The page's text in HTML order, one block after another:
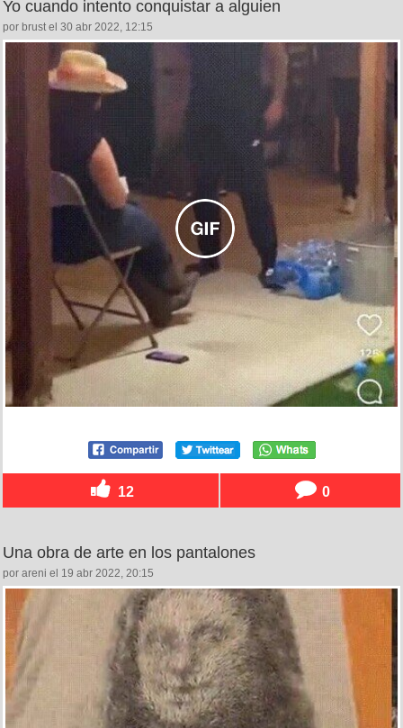
Yo cuando intento conquistar a alguien
por brust el 30 abr 2022, 12:15
12 0
Una obra de arte en los pantalones
por areni el 19 abr 2022, 20:15